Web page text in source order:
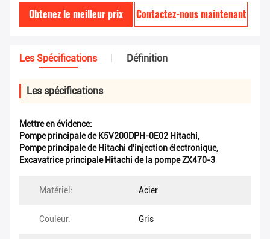
Obtenez le meilleur prix Contactez-nous maintenant
Les Spécifications Définition
Les spécifications
Mettre en évidence:
Pompe principale de K5V200DPH-0E02 Hitachi,
Pompe principale de Hitachi d'injection électronique,
Excavatrice principale Hitachi de la pompe ZX470-3
Matériel: Acier
Couleur: Gris